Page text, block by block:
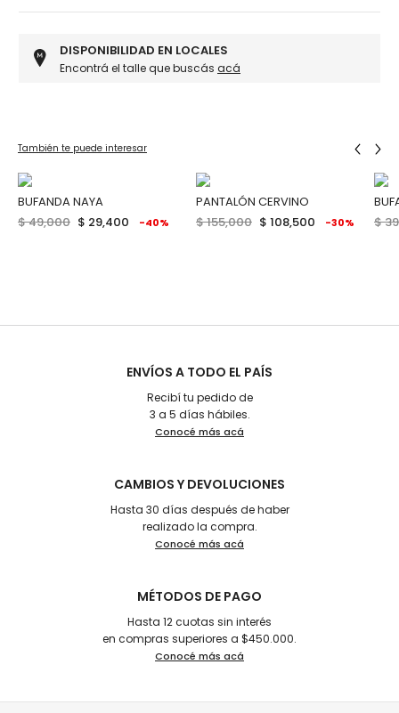
DISPONIBILIDAD EN LOCALES
Encontrá el talle que buscás acá
También te puede interesar
BUFANDA NAYA
$ 49,000 $ 29,400 -40%
PANTALÓN CERVINO
$ 155,000 $ 108,500 -30%
$
ENVÍOS A TODO EL PAÍS
Recibí tu pedido de
3 a 5 días hábiles.
Conocé más acá
CAMBIOS Y DEVOLUCIONES
Hasta 30 días después de haber
realizado la compra.
Conocé más acá
MÉTODOS DE PAGO
Hasta 12 cuotas sin interés
en compras superiores a $450.000.
Conocé más acá